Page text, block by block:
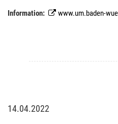
Information: www.um.baden-
14.04.2022